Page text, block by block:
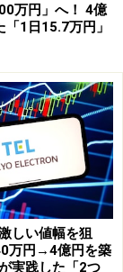
万円」へ！ 4億
1日15.7万円」
しい値幅を狙
万円→4億円を築
実践した「2つ